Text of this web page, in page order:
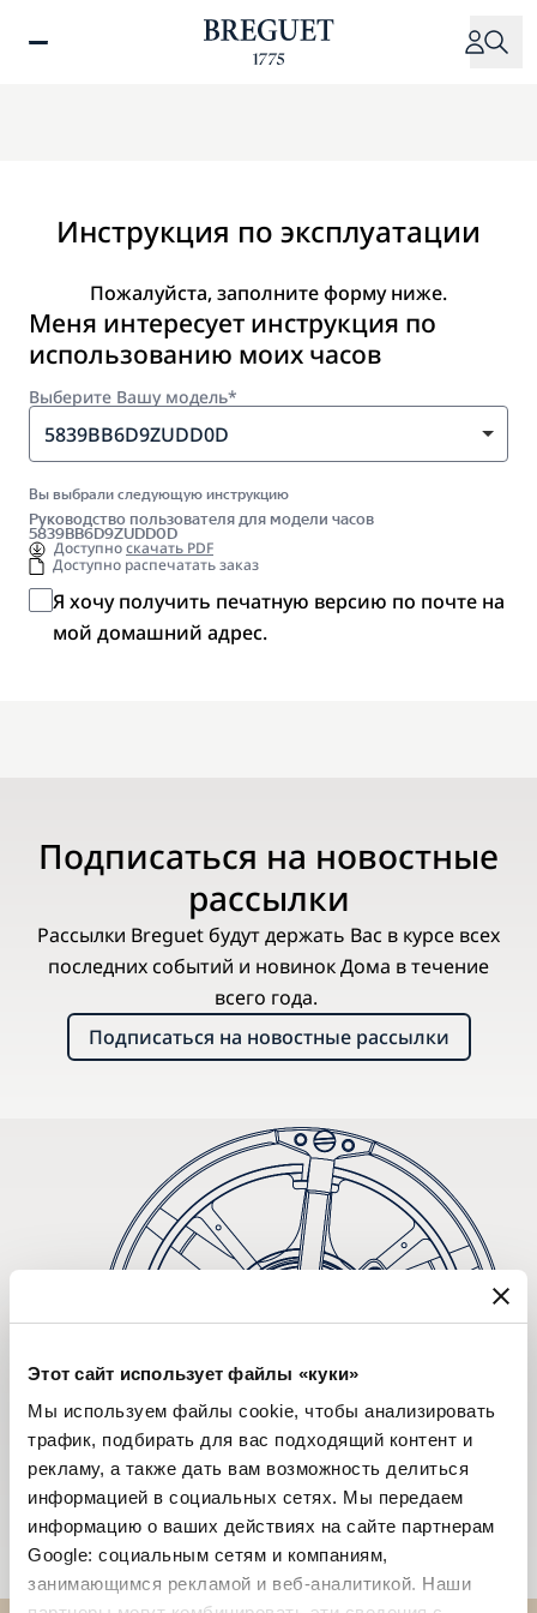
Этот сайт использует файлы «куки»
Мы используем файлы cookie, чтобы анализировать
трафик, подбирать для вас подходящий контент и
рекламу, а также дать вам возможность делиться
информацией в социальных сетях. Мы передаем
информацию о ваших действиях на сайте партнерам
Google: социальным сетям и компаниям,
занимающимся рекламой и веб-аналитикой. Наши
Инструкция по эксплуатации
Пожалуйста, заполните форму ниже.
Меня интересует инструкция по
использованию моих часов
Выберите Вашу модель*
5839BB6D9ZUDD0D
Вы выбрали следующую инструкцию
Руководство пользователя для модели часов
5839BB6D9ZUDD0D
Доступноскачать PDF
Доступно распечатать заказ
Я хочу получить печатную версию по почте на
мой домашний адрес.
Подписаться на новостные
рассылки
Рассылки Breguet будут держать Вас в курсе всех
последних событий и новинок Дома в течение
всего года.
Подписаться на новостные рассылки